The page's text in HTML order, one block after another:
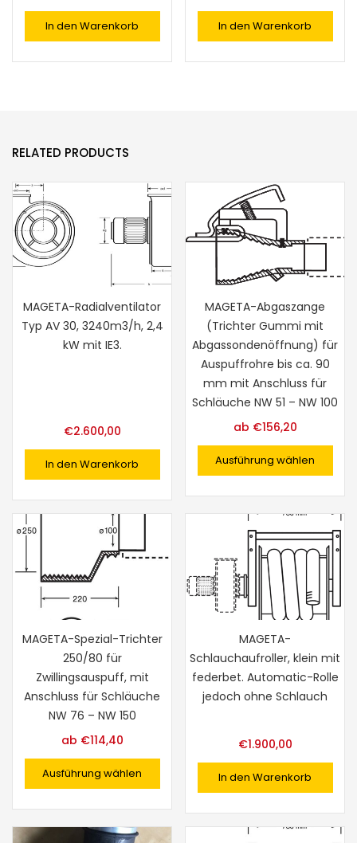
In den Warenkorb In den Warenkorb
RELATED PRODUCTS
MAGETA-Radialventilator
Typ AV 30, 3240m3/h, 2,4
kW mit IE3.
€2.600,00
In den Warenkorb
MAGETA-Abgaszange
(Trichter Gummi mit
Abgassondenöffnung) für
Auspuffrohre bis ca. 90
mm mit Anschluss für
Schläuche NW 51 – NW 100
ab €156,20
Ausführung wählen
MAGETA-Spezial-Trichter
250/80 für
Zwillingsauspuff, mit
Anschluss für Schläuche
NW 76 – NW 150
ab €114,40
Ausführung wählen
MAGETA-
Schlauchaufroller, klein mit
federbet. Automatic-Rolle
jedoch ohne Schlauch
€1.900,00
In den Warenkorb